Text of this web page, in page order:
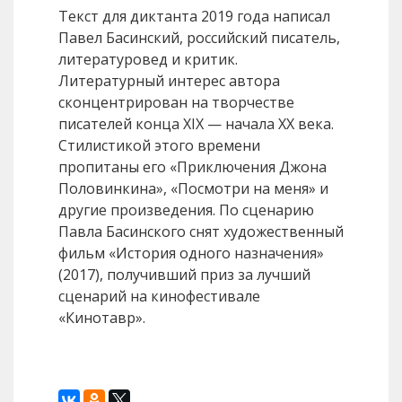
Текст для диктанта 2019 года написал
Павел Басинский, российский писатель,
литературовед и критик.
Литературный интерес автора
сконцентрирован на творчестве
писателей конца XIX — начала XX века.
Стилистикой этого времени
пропитаны его «Приключения Джона
Половинкина», «Посмотри на меня» и
другие произведения. По сценарию
Павла Басинского снят художественный
фильм «История одного назначения»
(2017), получивший приз за лучший
сценарий на кинофестивале
«Кинотавр».